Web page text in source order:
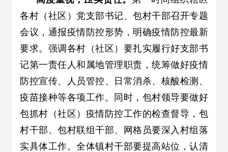
各村（社区）党支部书记、包村干部召开专题
会议，通报疫情防控形势，明确疫情防控最新
要求。强调各村（社区）要扎实履行好支部书
记第一责任人和属地管理职责，统筹做好疫情
防控宣传、人员管控、日常消杀、核酸检测、
疫苗接种等各项工作。同时，包村领导要做好
包抓村（社区）疫情防控工作的检查督导，包
村干部、包村联组干部、网格员要深入村组落
实具体工作。全体镇村干部要提高站位，认清